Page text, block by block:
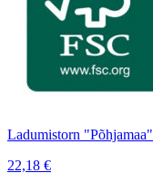
Ladumistorn "Põhjamaa"
22,18 €